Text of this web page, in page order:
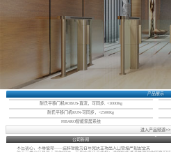
产品展示
耐氏平移门机ROBUS-直流，可同步, <1000Kg
耐氏平移门机RUN-可同步，<2500Kg
FIBARO智能家居系统
进入产品频道>>
公司新闻
不忘初心，不辱使命——适辉智能为百年党庆主场出入口管理严把安全关